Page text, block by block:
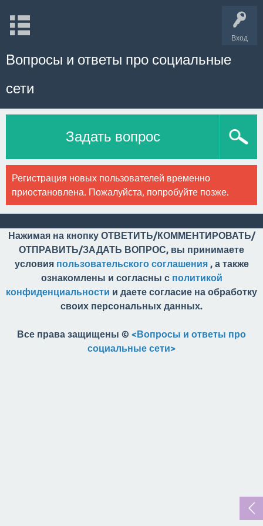
Вход
Вопросы и ответы про социальные
сети
Задать вопрос
Регистрация новых пользователей временно
приостановлена. Пожалуйста, попробуйте позже.
Нажимая на кнопку ОТВЕТИТЬ/КОММЕНТИРОВАТЬ/
ОТПРАВИТЬ/ЗАДАТЬ ВОПРОС, вы принимаете
условия пользовательского соглашения, а также
ознакомлены и согласны с политикой
конфиденциальности и даете согласие на обработку
своих персональных данных.
Все права защищены © <Вопросы и ответы про
социальные сети>